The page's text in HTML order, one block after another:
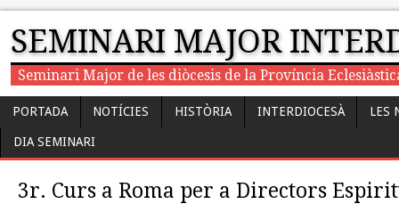
SEMINARI MAJOR
Seminari Major de les diòcesis de la Província
PORTADA NOTÍCIES HISTÒRIA INTERDIOCESÀ LES
DIA SEMINARI
3r. Curs a Roma per a Directors